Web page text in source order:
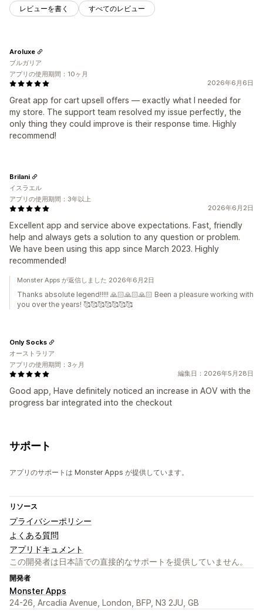
レビューを書く すべてのレビュー
2026年6月6日
Great app for cart upsell offers — exactly what I needed for
my store. The support team resolved my issue perfectly, the
only thing they could improve is their response time. Highly
recommend!
Aroluxe
ブルガリア
アプリの使用期間：10ヶ月
2026年6月2日
Excellent app and service above expectations. Fast, friendly
help and always gets a solution to any question or problem.
We have been using this app since March 2023. Highly
recommended!
Brilani
イスラエル
アプリの使用期間：3年以上
Monster Apps が返信しました 2026年6月2日
Thanks absolute legend!!!!! 🙏🏻🙏🏻🙏🏻 Been a pleasure working with
you over the years! 🥰🥰🥰🥰🥰🥰🥰
編集日：2026年5月28日
Good app, Have definitely noticed an increase in AOV with the
progress bar integrated into the checkout
Only Socks
オーストラリア
アプリの使用期間：3ヶ月
サポート
アプリのサポートは Monster Apps が提供しています。
リソース
プライバシーポリシー
よくある質問
アプリドキュメント
この開発者は日本語での直接的なサポートを提供していません。
開発者
Monster Apps
24-26, Arcadia Avenue, London, BFP, N3 2JU, GB